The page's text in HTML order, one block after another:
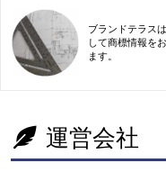
ブランドテラス
して商標情報を
ます。
運営会社